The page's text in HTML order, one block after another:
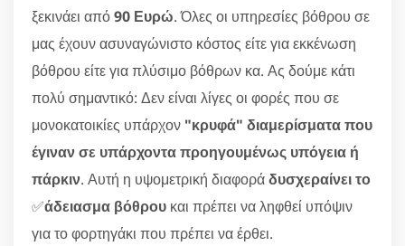
ξεκινάει από90 Ευρώ. Όλες οι υπηρεσίες βόθρου σε
μας έχουν ασυναγώνιστο κόστος είτε για εκκένωση
βόθρου είτε για πλύσιμο βόθρων κα. Ας δούμε κάτι
πολύ σημαντικό: Δεν είναι λίγες οι φορές που σε
μονοκατοικίες υπάρχον "κρυφά" διαμερίσματα που
έγιναν σε υπάρχοντα προηγουμένως υπόγεια ή
πάρκιν. Αυτή η υψομετρική διαφοράδυσχεραίνει το
✅άδειασμα βόθρου και πρέπει να ληφθεί υπόψιν
για το φορτηγάκι που πρέπει να έρθει.